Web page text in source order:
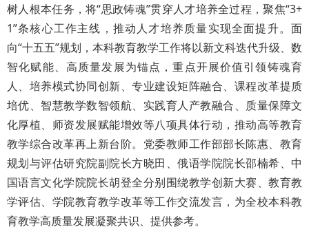
树人根本任务，将“思政铸魂”贯穿人才培养全过程，聚焦“3+
1”条核心工作主线，推动人才培养质量实现全面提升。面
向“十五五”规划，本科教育教学工作将以新文科迭代升级、数
智化赋能、高质量发展为锚点，重点开展价值引领铸魂育
人、培养模式协同创新、专业建设矩阵融合、课程改革提质
培优、智慧教学数智领航、实践育人产教融合、质量保障文
化厚植、师资发展赋能增效等八项具体行动，推动高等教育
教学综合改革再上新台阶。党委教师工作部部长陈惠、教育
规划与评估研究院副院长方晓田、俄语学院院长邵楠希、中
国语言文化学院院长胡登全分别围绕教学创新大赛、教育教
学评估、学院教育教学改革等工作交流发言，为全校本科教
育教学高质量发展凝聚共识、提供参考。